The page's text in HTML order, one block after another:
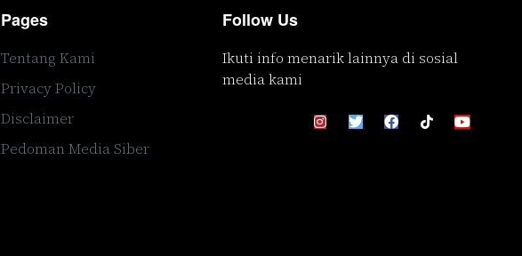
Pages
Tentang Kami
Privacy Policy
Disclaimer
Pedoman Media Siber
Follow Us
Ikuti info menarik lainnya di sosial
media kami